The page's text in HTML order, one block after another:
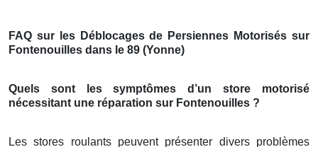
FAQ sur les Déblocages de Persiennes Motorisés sur
Fontenouilles dans le 89 (Yonne)
Quels sont les symptômes d’un store motorisé
nécessitant une réparation sur Fontenouilles ?
Les stores roulants peuvent présenter divers problèmes